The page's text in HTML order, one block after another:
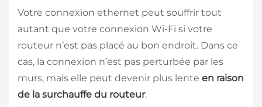
Votre connexion ethernet peut souffrir tout
autant que votre connexion Wi-Fi si votre
routeur n’est pas placé au bon endroit. Dans ce
cas, la connexion n’est pas perturbée par les
murs, mais elle peut devenir plus lente en raison
de la surchauffe du routeur.